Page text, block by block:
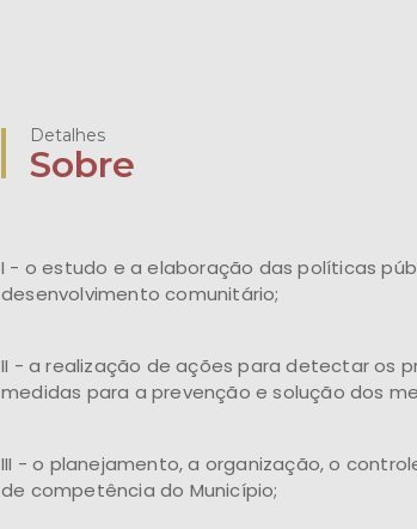
Detalhes
Sobre
I - o estudo e a elaboração das políticas
desenvolvimento comunitário;
II - a realização de ações para detectar os
medidas para a prevenção e solução dos
III - o planejamento, a organização, o
de competência do Município;